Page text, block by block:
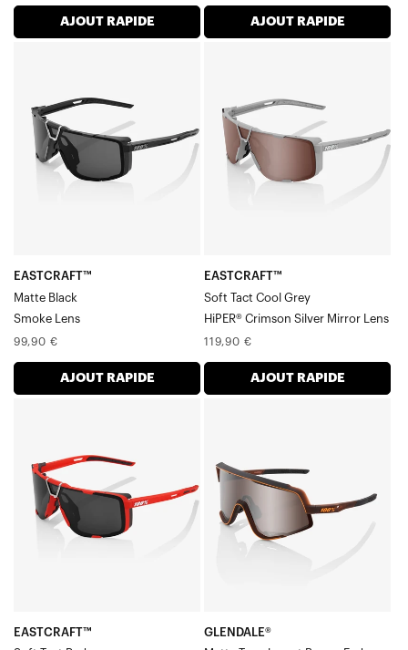
AJOUT RAPIDE AJOUT RAPIDE
Verre
EASTCRAFT™
Matte Black
Smoke Lens
Prix
99,90 €
AJOUT RAPIDE
Cool
Grey
HiPER®
Verre
EASTCRAFT™
Soft Tact Cool Grey
HiPER® Crimson Silver Mirror Lens
Prix
119,90 €
AJOUT RAPIDE
Rouge-
Noir
EASTCRAFT™
FadeHiPER®
argenté,
miroir,
GLENDALE®